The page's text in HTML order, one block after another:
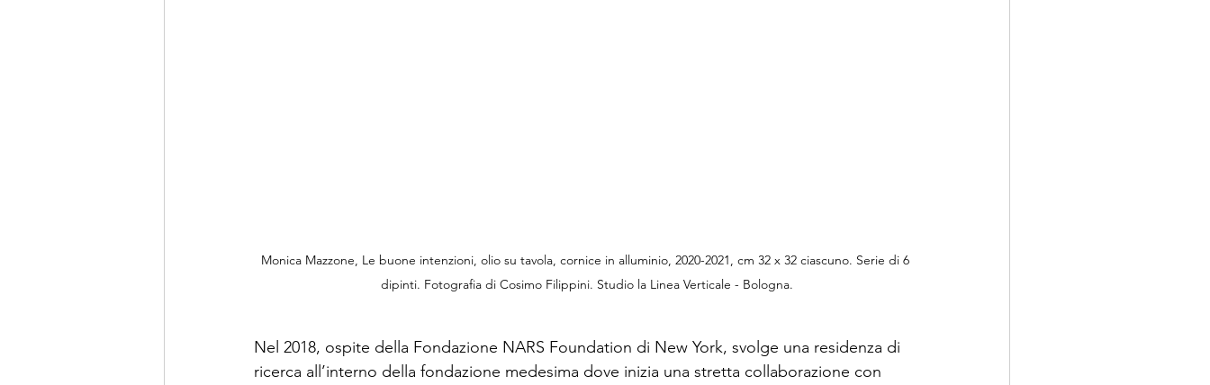
Monica Mazzone, Le buone intenzioni, olio su tavola, cornice in alluminio, 2020-2021, cm 32 x 32 ciascuno. Serie di 6
dipinti. Fotografia di Cosimo Filippini. Studio la Linea Verticale - Bologna.
Nel 2018, ospite della Fondazione NARS Foundation di New York, svolge una residenza di
ricerca all’interno della fondazione medesima dove inizia una stretta collaborazione con